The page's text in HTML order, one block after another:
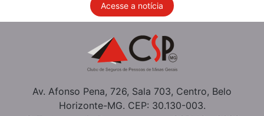
Acesse a notícia
Av. Afonso Pena, 726, Sala 703, Centro, Belo
Horizonte-MG. CEP: 30.130-003.